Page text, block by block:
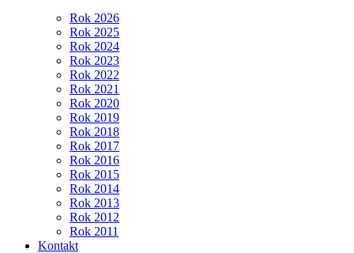
Rok 2026
Rok 2025
Rok 2024
Rok 2023
Rok 2022
Rok 2021
Rok 2020
Rok 2019
Rok 2018
Rok 2017
Rok 2016
Rok 2015
Rok 2014
Rok 2013
Rok 2012
Rok 2011
Kontakt